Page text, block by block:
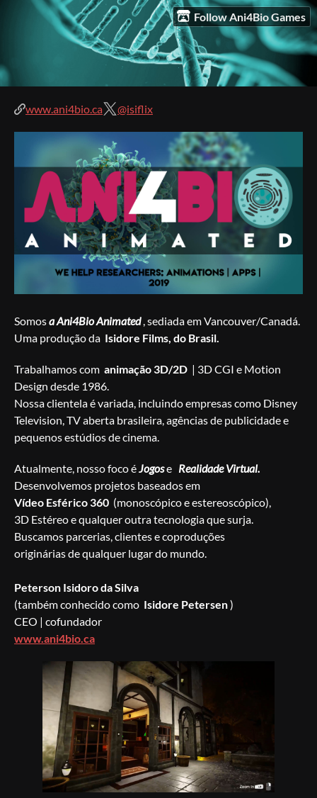
Follow Ani4Bio Games
www.ani4bio.ca @isiflix
Somosa Ani4Bio Animated, sediada em Vancouver/Canadá.
Uma produção da Isidore Films, do Brasil.
Trabalhamos com animação 3D/2D | 3D CGI e Motion
Design desde 1986.
Nossa clientela é variada, incluindo empresas como Disney
Television, TV aberta brasileira, agências de publicidade e
pequenos estúdios de cinema.
Atualmente, nosso foco éJogose Realidade Virtual.
Desenvolvemos projetos baseados em
Vídeo Esférico 360 (monoscópico e estereoscópico),
3D Estéreo e qualquer outra tecnologia que surja.
Buscamos parcerias, clientes e coproduções
originárias de qualquer lugar do mundo.
Peterson Isidoro da Silva
(também conhecido como Isidore Petersen)
CEO | cofundador
www.ani4bio.ca